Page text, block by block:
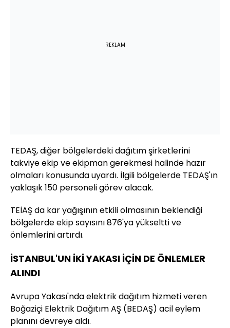
REKLAM
TEDAŞ, diğer bölgelerdeki dağıtım şirketlerini
takviye ekip ve ekipman gerekmesi halinde hazır
olmaları konusunda uyardı. İlgili bölgelerde TEDAŞ'ın
yaklaşık 150 personeli görev alacak.
TEİAŞ da kar yağışının etkili olmasının beklendiği
bölgelerde ekip sayısını 876'ya yükseltti ve
önlemlerini artırdı.
İSTANBUL'UN İKİ YAKASI İÇİN DE ÖNLEMLER
ALINDI
Avrupa Yakası'nda elektrik dağıtım hizmeti veren
Boğaziçi Elektrik Dağıtım AŞ (BEDAŞ) acil eylem
planını devreye aldı.